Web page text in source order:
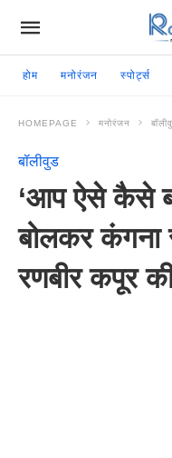
होम मनोरंजन स्पोर्ट्स
HOMEPAGE मनोरंजन
बॉलीवुड
‘आप ऐसे कैसे
बोलकर कंगना
रणबीर कपूर